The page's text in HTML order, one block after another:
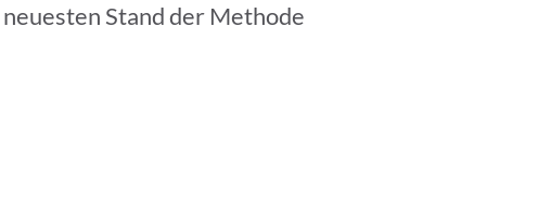
Stand der Methode